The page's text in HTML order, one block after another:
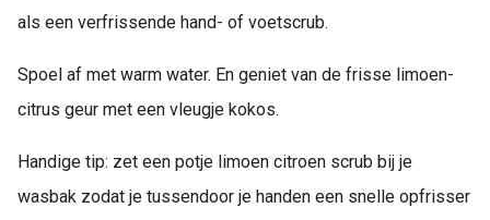
als een verfrissende hand- of voetscrub.
Spoel af met warm water. En geniet van de frisse limoen-
citrus geur met een vleugje kokos.
Handige tip: zet een potje limoen citroen scrub bij je
wasbak zodat je tussendoor je handen een snelle opfrisser